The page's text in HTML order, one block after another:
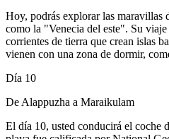
Hoy, podrás explorar las maravillas
como la "Venecia del este". Su
corrientes de tierra que crean islas
vienen con una zona de dormir,
Día 10
De Alappuzha a Maraikulam
El día 10, usted conducirá el coche